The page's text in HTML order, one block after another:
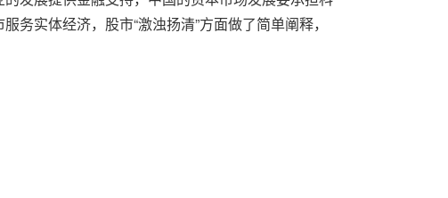
实体经济，股市“激浊扬清”方面做了简单阐释，